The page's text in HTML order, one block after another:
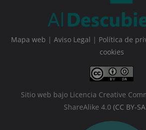
Mapa web | Aviso Legal | Política de
cookies
Sitio web bajo Licencia Creative
ShareAlike 4.0 (CC BY-